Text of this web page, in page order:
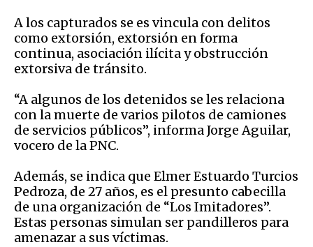
A los capturados se es vincula con delitos
como extorsión, extorsión en forma
continua, asociación ilícita y obstrucción
extorsiva de tránsito.
“A algunos de los detenidos se les relaciona
con la muerte de varios pilotos de camiones
de servicios públicos”, informa Jorge Aguilar,
vocero de la PNC.
Además, se indica que Elmer Estuardo Turcios
Pedroza, de 27 años, es el presunto cabecilla
de una organización de “Los Imitadores”.
Estas personas simulan ser pandilleros para
amenazar a sus víctimas.